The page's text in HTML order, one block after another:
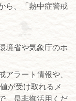
ら、「熱中症警戒
境省や気象庁のホ
ラート情報や、
が受け取れるメ
、是非御活用くだ